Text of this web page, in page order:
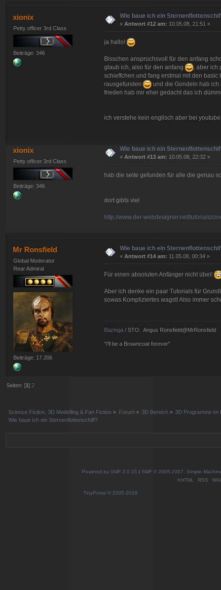
xionix
Petty officer 3rd Class
Beiträge: 346
Wie baue ich ein
« Antwort #12 am: 10.05.08, 21:51 »
ja hallo!
Bisschen anspruchsvoll für den anfang
glaub ich, also für den anfang
, aber ich
schieffchen und fang erstmal mit den
rausgefunden
und die Gondeln hab ich
frieden hab mir eher gedacht das ich
ich verstehe kein englisch aber bei
xionix
Petty officer 3rd Class
Beiträge: 346
Wie baue ich ein
« Antwort #13 am: 10.05.08, 22:32 »
hab die seite gefunden für alle die genau
dort gibts viel
http://www.der-webdesigner.net/tutorials/
Mr Ronsfield
Global Moderator
Rear Admiral
Beiträge: 17.206
Wie baue ich ein
« Antwort #14 am: 11.05.08, 00:34 »
Für einen absoluten Anfänger nicht übel!
Aber ich denke ein paar Tutorials für
sowas Kompliziertes wagst! Also immer
Bazinga/ STO: Angus Ronsfield@MrRonsfield
"I'll be a Browncoat forever"
Seiten: [1] 2
Science Fiction, 3D Modelling & Fan Fiction » Forum» 3D Bereich » 3D Programme im
Wie baue ich ein Sternenflottenschiff?
Powered by SMF 2.0.15 | SMF © 2006-2007, Simple
XHTML
RSS
TinyPortal © 2005-2019